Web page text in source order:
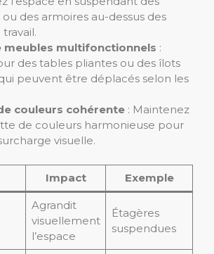
des armoires au-dessus des
meubles multifonctionnels :
des tables pliantes ou des îlots
peuvent être déplacés selon les
couleurs cohérente : Maintenez
de couleurs harmonieuse pour
visuelle.
Impact Exemple
Agrandit
visuellement
l’espace
Étagères
suspendues